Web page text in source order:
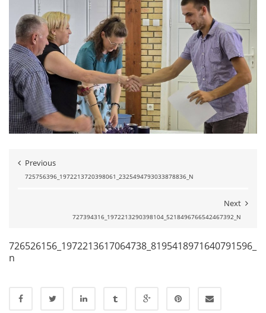
Previous
725756396_1972213720398061_2325494793033878836_N
Next
727394316_1972213290398104_5218496766542467392_N
726526156_1972213617064738_8195418971640791596_
n